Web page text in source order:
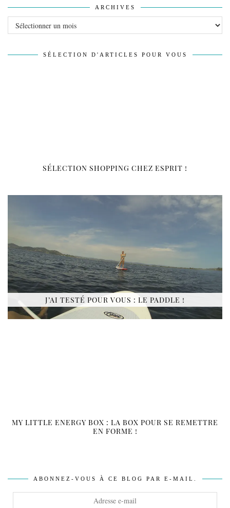
ARCHIVES
SÉLECTION D'ARTICLES POUR VOUS
SÉLECTION SHOPPING CHEZ ESPRIT !
J’AI TESTÉ POUR VOUS : LE PADDLE !
MY LITTLE ENERGY BOX : LA BOX POUR SE REMETTRE
EN FORME !
ABONNEZ-VOUS À CE BLOG PAR E-MAIL.